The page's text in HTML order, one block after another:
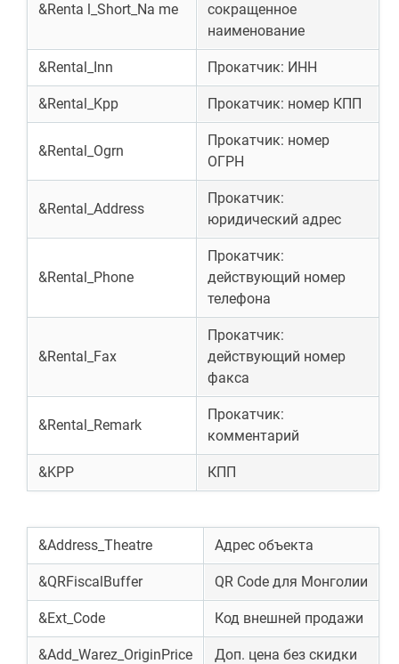
&Renta l_Short_Na me
сокращенное
наименование
&Rental_Inn Прокатчик: ИНН
&Rental_Kpp Прокатчик: номер КПП
&Rental_Ogrn
Прокатчик: номер
ОГРН
&Rental_Address
Прокатчик:
юридический адрес
&Rental_Phone
Прокатчик:
действующий номер
телефона
&Rental_Fax
Прокатчик:
действующий номер
факса
&Rental_Remark
Прокатчик:
комментарий
&KPP КПП
&Address_Theatre Адрес объекта
&QRFiscalBuffer QR Code для Монголии
&Ext_Code Код внешней продажи
&Add_Warez_OriginPrice Доп. цена без скидки